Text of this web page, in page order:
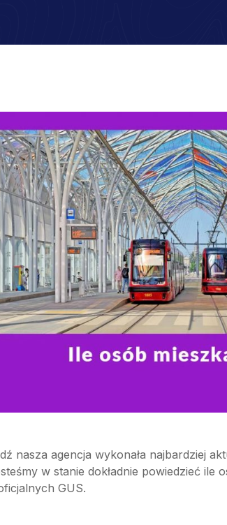
nasza agencja wykonała najbardziej
w stanie dokładnie powiedzieć
GUS.